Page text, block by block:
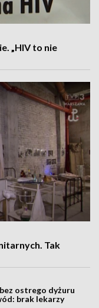
„HIV to nie
Tak
ostrego dyżuru
brak lekarzy